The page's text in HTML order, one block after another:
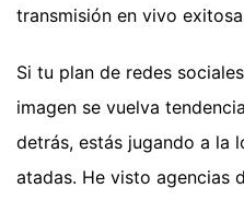
transmisión en vivo
Si tu plan de redes
imagen se vuelva
detrás, estás jugando a la
atadas. He visto agencias